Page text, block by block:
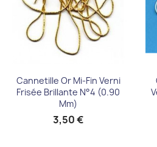
Cannetille Or Mi-Fin Verni
Frisée Brillante N°4 (0.90
Mm)
3,50 €